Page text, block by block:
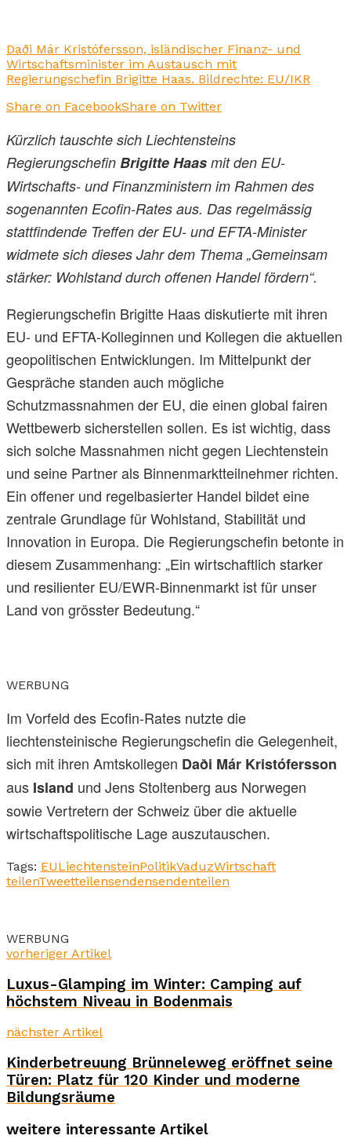
Daði Már Kristófersson, isländischer Finanz- und
Wirtschaftsminister im Austausch mit
Regierungschefin Brigitte Haas. Bildrechte: EU/IKR
Share on FacebookShare on Twitter
Kürzlich tauschte sich Liechtensteins
Regierungschefin Brigitte Haas mit den EU-
Wirtschafts- und Finanzministern im Rahmen des
sogenannten Ecofin-Rates aus. Das regelmässig
stattfindende Treffen der EU- und EFTA-Minister
widmete sich dieses Jahr dem Thema „Gemeinsam
stärker: Wohlstand durch offenen Handel fördern“.
Regierungschefin Brigitte Haas diskutierte mit ihren
EU- und EFTA-Kolleginnen und Kollegen die aktuellen
geopolitischen Entwicklungen. Im Mittelpunkt der
Gespräche standen auch mögliche
Schutzmassnahmen der EU, die einen global fairen
Wettbewerb sicherstellen sollen. Es ist wichtig, dass
sich solche Massnahmen nicht gegen Liechtenstein
und seine Partner als Binnenmarktteilnehmer richten.
Ein offener und regelbasierter Handel bildet eine
zentrale Grundlage für Wohlstand, Stabilität und
Innovation in Europa. Die Regierungschefin betonte in
diesem Zusammenhang: „Ein wirtschaftlich starker
und resilienter EU/EWR-Binnenmarkt ist für unser
Land von grösster Bedeutung.“
WERBUNG
Im Vorfeld des Ecofin-Rates nutzte die
liechtensteinische Regierungschefin die Gelegenheit,
sich mit ihren Amtskollegen Daði Már Kristófersson
aus Island und Jens Stoltenberg aus Norwegen
sowie Vertretern der Schweiz über die aktuelle
wirtschaftspolitische Lage auszutauschen.
Tags: EULiechtensteinPolitikVaduzWirtschaft
teilenTweetteilensendensendenteilen
WERBUNG
vorheriger Artikel
Luxus-Glamping im Winter: Camping auf
höchstem Niveau in Bodenmais
nächster Artikel
Kinderbetreuung Brünneleweg eröffnet seine
Türen: Platz für 120 Kinder und moderne
Bildungsräume
weitere interessante Artikel